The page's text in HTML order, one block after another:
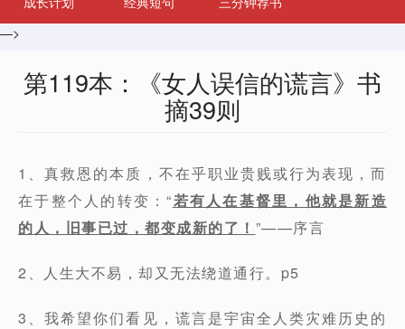
—>
第119本：《女人误信的谎言》书
摘39则
1、真救恩的本质，不在乎职业贵贱或行为表现，而
在于整个人的转变：“若有人在基督里，他就是新造
的人，旧事已过，都变成新的了！ ”——序言
2、人生大不易，却又无法绕道通行。p5
3、我希望你们看见，谎言是宇宙全人类灾难历史的